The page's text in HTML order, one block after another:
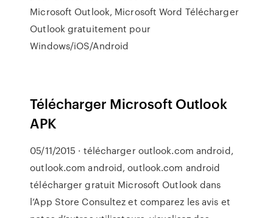
Microsoft Outlook, Microsoft Word Télécharger
Outlook gratuitement pour
Windows/iOS/Android
Télécharger Microsoft Outlook
APK
05/11/2015 · télécharger outlook.com android,
outlook.com android, outlook.com android
télécharger gratuit ‎Microsoft Outlook dans
l’App Store ‎Consultez et comparez les avis et